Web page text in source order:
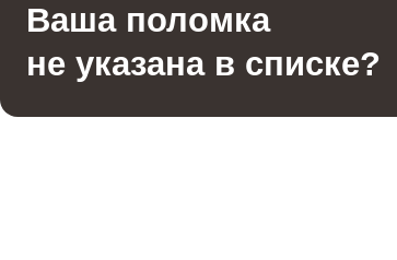
Гладильная система
Ваша поломка
не указана в списке?